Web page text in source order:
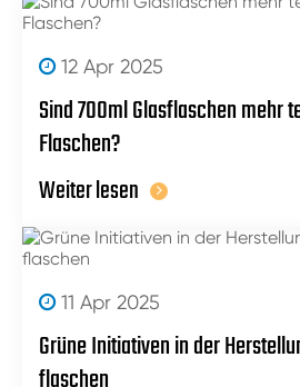
12 Apr 2025
Sind 700ml Glasflaschen mehr
Flaschen?
Weiter lesen
11 Apr 2025
Grüne Initiativen in der